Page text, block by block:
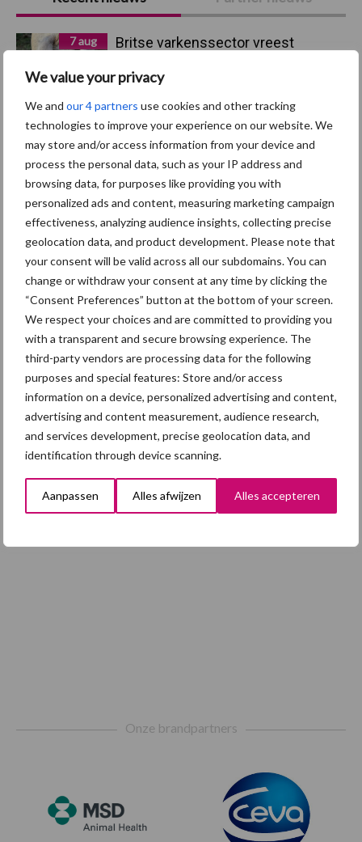
We value your privacy
We and our 4 partners use cookies and other tracking
technologies to improve your experience on our website. We
may store and/or access information from your device and
process the personal data, such as your IP address and
browsing data, for purposes like providing you with
personalized ads and content, measuring marketing campaign
effectiveness, analyzing audience insights, collecting precise
geolocation data, and product development. Please note that
your consent will be valid across all our subdomains. You can
change or withdraw your consent at any time by clicking the
“Consent Preferences” button at the bottom of your screen.
We respect your choices and are committed to providing you
with a transparent and secure browsing experience. The
third-party vendors are processing data for the following
purposes and special features: Store and/or access
information on a device, personalized advertising and content,
advertising and content measurement, audience research,
and services development, precise geolocation data, and
identification through device scanning.
Aanpassen Alles afwijzen Alles accepteren
Sidebar
7 aug
Britse varkenssector vreest
7 aug
Hittestress: wat gebeurt er en hoe
kunnen we het voorkomen?
“Vraag naar praktische
hygieneoplossingen is in Polen
groter dan ooit”
5 aug
Eliminatieprotocol voor
Mycoplasma hyopneumoniae
4 aug
AVP in Finland onderstreept dat
alertheid belangrijk is, zeker nu
Toon meer
Onze brandpartners